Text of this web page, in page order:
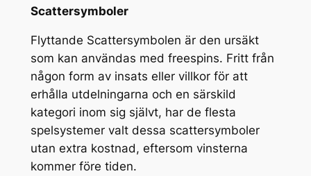
Scattersymboler
Flyttande Scattersymbolen är den ursäkt
som kan användas med freespins. Fritt från
någon form av insats eller villkor för att
erhålla utdelningarna och en särskild
kategori inom sig självt, har de flesta
spelsystemer valt dessa scattersymboler
utan extra kostnad, eftersom vinsterna
kommer före tiden.